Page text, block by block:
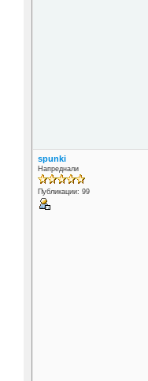
spunki
Напреднали
Публикации: 99